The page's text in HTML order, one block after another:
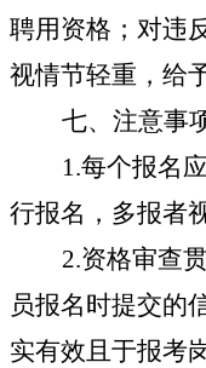
聘用资格；对违
视情节轻重，给
七、注意事
1.每个报名
行报名，多报者
2.资格审查
员报名时提交的
实有效且于报考